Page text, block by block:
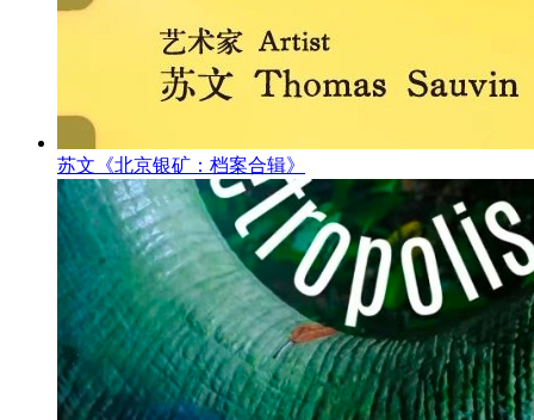
苏文《北京银矿：档案合辑》